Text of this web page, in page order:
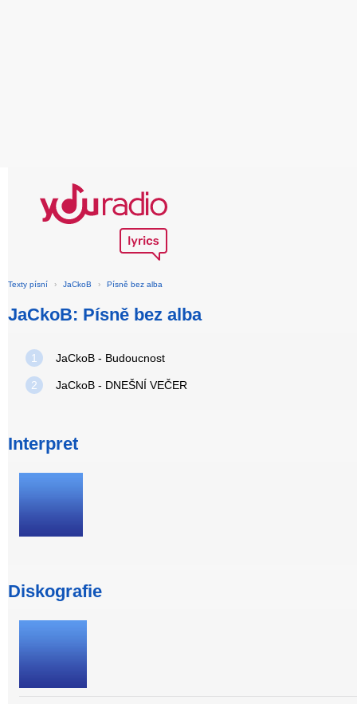
Texty písní › JaCkoB › Písně bez alba
JaCkoB: Písně bez alba
1 JaCkoB - Budoucnost
2 JaCkoB - DNEŠNÍ VEČER
Interpret
Diskografie